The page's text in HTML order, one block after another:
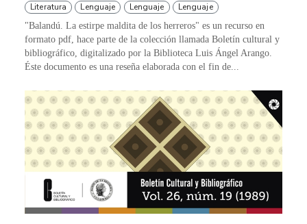
Literatura Lenguaje Lenguaje Lenguaje
"Balandú. La estirpe maldita de los herreros" es un recurso en
formato pdf, hace parte de la colección llamada Boletín cultural y
bibliográfico, digitalizado por la Biblioteca Luis Ángel Arango.
Éste documento es una reseña elaborada con el fin de...